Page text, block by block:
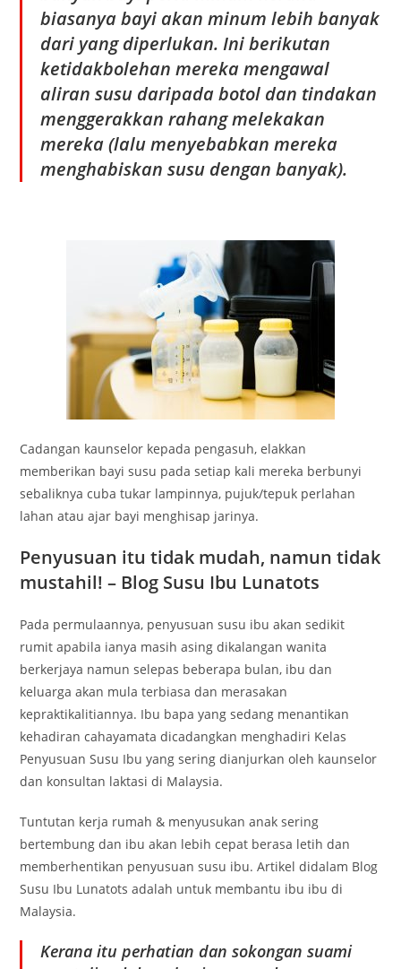
biasanya bayi akan minum lebih banyak
dari yang diperlukan. Ini berikutan
ketidakbolehan mereka mengawal
aliran susu daripada botol dan tindakan
menggerakkan rahang melekakan
mereka (lalu menyebabkan mereka
menghabiskan susu dengan banyak).
Cadangan kaunselor kepada pengasuh, elakkan
memberikan bayi susu pada setiap kali mereka berbunyi
sebaliknya cuba tukar lampinnya, pujuk/tepuk perlahan
lahan atau ajar bayi menghisap jarinya.
Penyusuan itu tidak mudah, namun tidak
mustahil! – Blog Susu Ibu Lunatots
Pada permulaannya, penyusuan susu ibu akan sedikit
rumit apabila ianya masih asing dikalangan wanita
berkerjaya namun selepas beberapa bulan, ibu dan
keluarga akan mula terbiasa dan merasakan
kepraktikalitiannya. Ibu bapa yang sedang menantikan
kehadiran cahayamata dicadangkan menghadiri Kelas
Penyusuan Susu Ibu yang sering dianjurkan oleh kaunselor
dan konsultan laktasi di Malaysia.
Tuntutan kerja rumah & menyusukan anak sering
bertembung dan ibu akan lebih cepat berasa letih dan
memberhentikan penyusuan susu ibu. Artikel didalam Blog
Susu Ibu Lunatots adalah untuk membantu ibu ibu di
Malaysia.
Kerana itu perhatian dan sokongan suami